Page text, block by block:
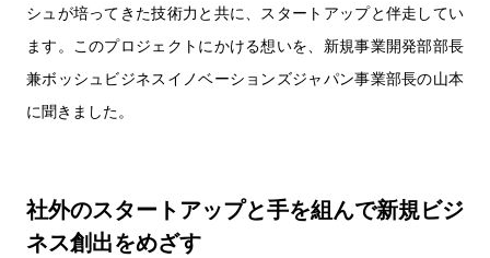
シュが培ってきた技術力と共に、スタートアップと伴走してい
ます。このプロジェクトにかける想いを、新規事業開発部部長
兼ボッシュビジネスイノベーションズジャパン事業部長の山本
に聞きました。
社外のスタートアップと手を組んで新規ビジ
ネス創出をめざす